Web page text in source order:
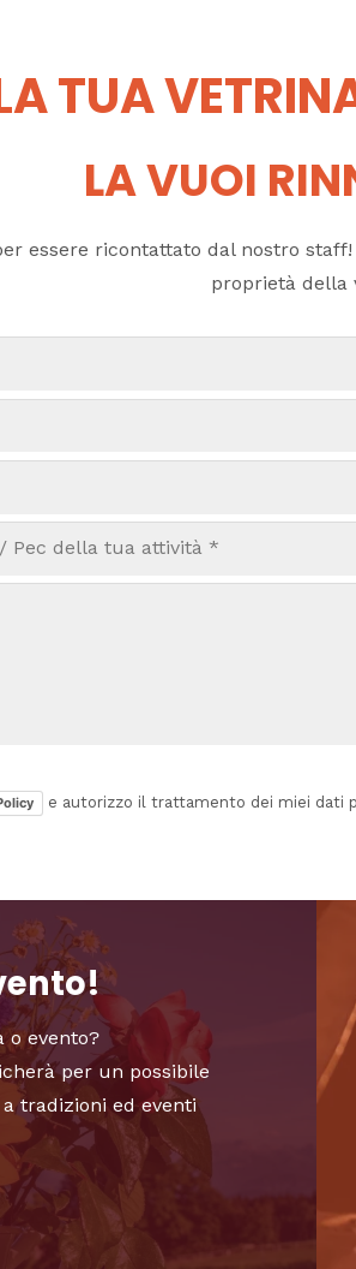
TUA
LA VUOI
essere ricontattato dal nostro
proprietà della
e autorizzo il trattamento dei miei dati
o evento?
per un possibile
tradizioni ed eventi